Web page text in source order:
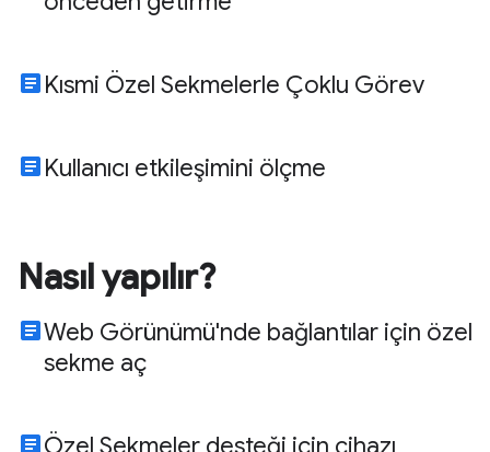
article Kısmi Özel Sekmelerle Çoklu Görev
article Kullanıcı etkileşimini ölçme
Nasıl yapılır?
articleWeb Görünümü'nde bağlantılar için özel
sekme aç
articleÖzel Sekmeler desteği için cihazı